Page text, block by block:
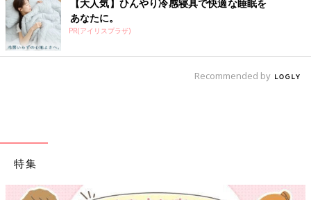
【大人気】ひんやり冷感寝具で快適な睡眠を
あなたに。
PR(アイリスプラザ)
Recommended by
特集